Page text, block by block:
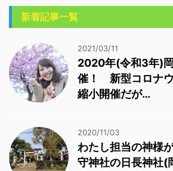
新着記事一覧
2021/03/11
2020年(令和3年)
催！ 新型コロナ
縮小開催だが…
2020/11/03
わたし担当の神様
守神社の日長神社(